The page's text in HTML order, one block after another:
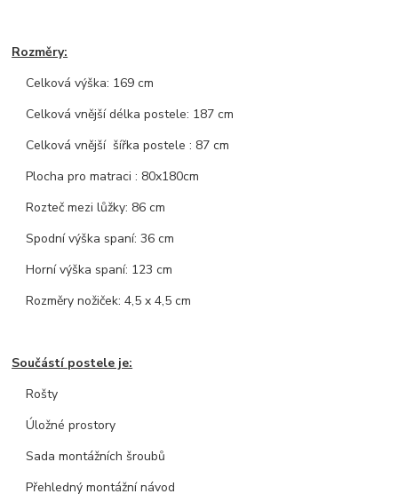
Rozměry:
Celková výška: 169 cm
Celková vnější délka postele: 187 cm
Celková vnější šířka postele : 87 cm
Plocha pro matraci : 80x180cm
Rozteč mezi lůžky: 86 cm
Spodní výška spaní: 36 cm
Horní výška spaní: 123 cm
Rozměry nožiček: 4,5 x 4,5 cm
Součástí postele je:
Rošty
Úložné prostory
Sada montážních šroubů
Přehledný montážní návod